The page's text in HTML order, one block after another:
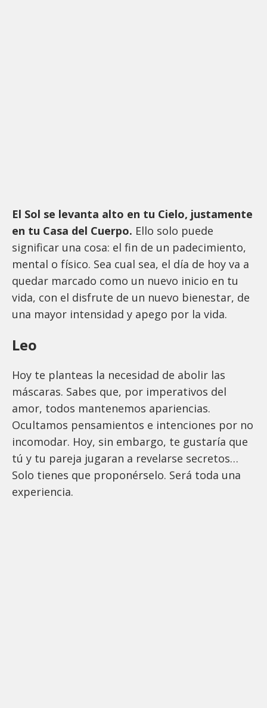
El Sol se levanta alto en tu Cielo, justamente
en tu Casa del Cuerpo. Ello solo puede
significar una cosa: el fin de un padecimiento,
mental o físico. Sea cual sea, el día de hoy va a
quedar marcado como un nuevo inicio en tu
vida, con el disfrute de un nuevo bienestar, de
una mayor intensidad y apego por la vida.
Leo
Hoy te planteas la necesidad de abolir las
máscaras. Sabes que, por imperativos del
amor, todos mantenemos apariencias.
Ocultamos pensamientos e intenciones por no
incomodar. Hoy, sin embargo, te gustaría que
tú y tu pareja jugaran a revelarse secretos…
Solo tienes que proponérselo. Será toda una
experiencia.